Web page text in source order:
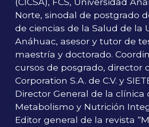
Norte, sinodal de postgrado
de ciencias de la Salud de la
Anáhuac, asesor y tutor de
maestría y doctorado.
cursos de posgrado, director
Corporation S.A. de C.V. y
Director General de la clínica
Metabolismo y Nutrición
Editor general de la revista